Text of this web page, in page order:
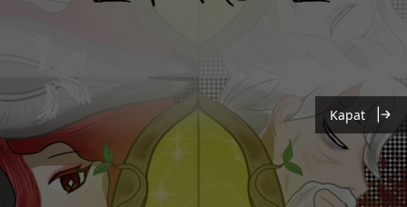
Kapat